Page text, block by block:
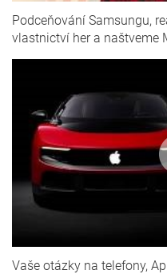
Podceňování Samsungu,
vlastnictví her a naštveme
Vaše otázky na telefony,